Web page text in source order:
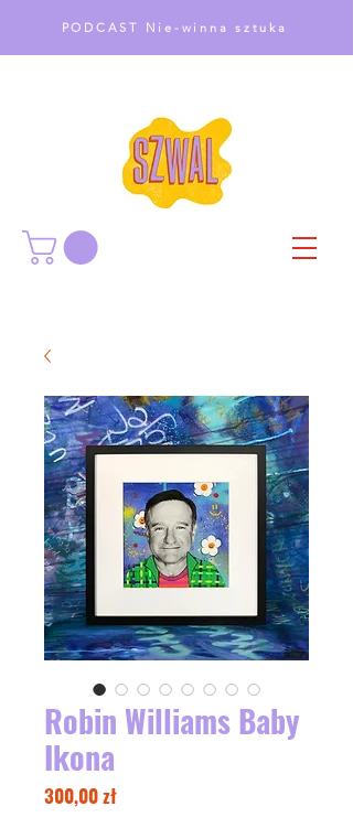
PODCAST Nie-winna sztuka
Robin Williams Baby
Ikona
300,00 złCena